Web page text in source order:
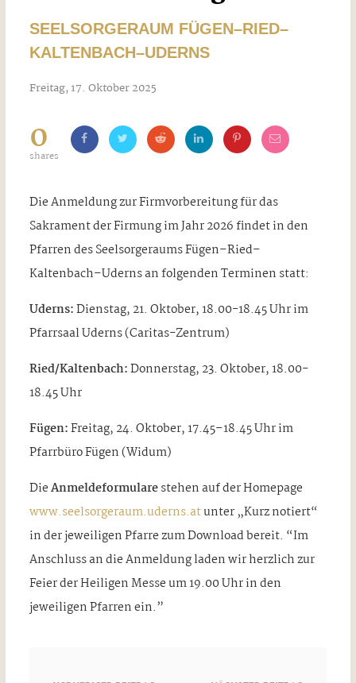
SEELSORGERAUM FÜGEN–RIED–
KALTENBACH–UDERNS
Freitag, 17. Oktober 2025
0
shares
Die Anmeldung zur Firmvorbereitung für das
Sakrament der Firmung im Jahr 2026 findet in den
Pfarren des Seelsorgeraums Fügen–Ried–
Kaltenbach–Uderns an folgenden Terminen statt:
Uderns:Dienstag, 21. Oktober, 18.00-18.45 Uhr im
Pfarrsaal Uderns (Caritas-Zentrum)
Ried/Kaltenbach:Donnerstag, 23. Oktober, 18.00-
18.45 Uhr
Fügen:Freitag, 24. Oktober, 17.45–18.45 Uhr im
Pfarrbüro Fügen (Widum)
DieAnmeldeformularestehen auf der Homepage
www.seelsorgeraum.uderns.atunter „Kurz notiert“
in der jeweiligen Pfarre zum Download bereit. “Im
Anschluss an die Anmeldung laden wir herzlich zur
Feier der Heiligen Messe um 19.00 Uhr in den
jeweiligen Pfarren ein.”